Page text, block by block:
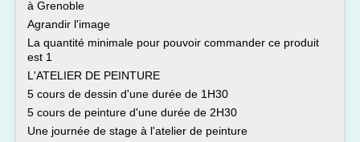
à Grenoble
Agrandir l'image
La quantité minimale pour pouvoir commander ce produit
est 1
L'ATELIER DE PEINTURE
5 cours de dessin d'une durée de 1H30
5 cours de peinture d'une durée de 2H30
Une journée de stage à l'atelier de peinture